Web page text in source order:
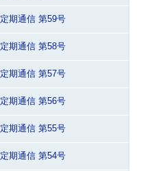
定期通信 第59号
定期通信 第58号
定期通信 第57号
定期通信 第56号
定期通信 第55号
定期通信 第54号